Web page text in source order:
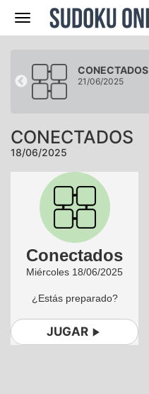
Navegación
CONECTADOS
21/06/2025
CONECTADOS
18/06/2025
Conectados
Miércoles 18/06/2025
¿Estás preparado?
JUGAR